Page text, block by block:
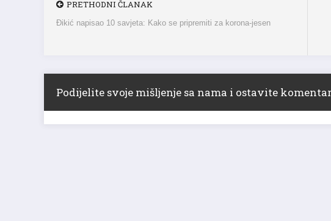
PRETHODNI ČLANAK
Đikić napisao 10 savjeta: Kako se pripremiti za korona-jesen
Podijelite svoje mišljenje sa nama i ostavite komentar